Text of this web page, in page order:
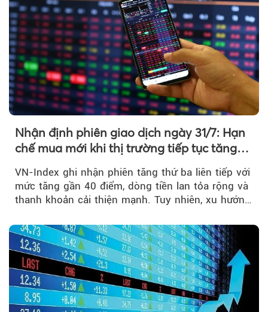
Nhận định phiên giao dịch ngày 31/7: Hạn
chế mua mới khi thị trường tiếp tục tăng
VN-Index ghi nhận phiên tăng thứ ba liên tiếp với
mức tăng gần 40 điểm, dòng tiền lan tỏa rộng và
thanh khoản cải thiện mạnh. Tuy nhiên, xu hướng